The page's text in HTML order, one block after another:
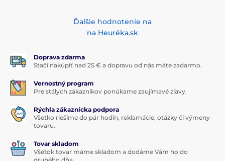
Ďalšie hodnotenie na
na Heuréka.sk
Doprava zdarma
Stačí nakúpiť nad 25 € a dopravu od nás máte zadarmo.
Vernostný program
Pre stálych zákazníkov ponúkame zaujímavé zľavy.
Rýchla zákaznícka podpora
Všetko riešime do pár hodín, reklamácie, otázky či výmeny
tovaru.
Tovar skladom
Všetok tovar máme skladom a dodáme Vám ho do